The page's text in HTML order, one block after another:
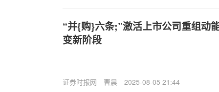
“并{购}六条;”激活上市公司重组动
变新阶段
证券时报网 曹晨 2025-08-05 21:44